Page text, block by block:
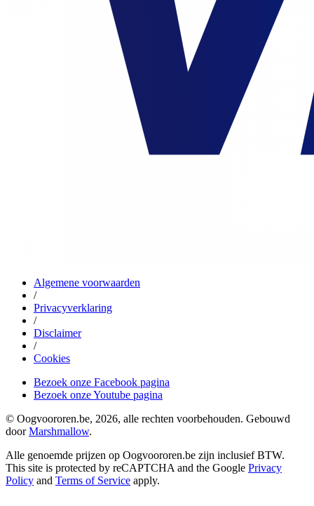
Algemene voorwaarden
/
Privacyverklaring
/
Disclaimer
/
Cookies
Bezoek onze Facebook pagina
Bezoek onze Youtube pagina
© Oogvoororen.be, 2026, alle rechten voorbehouden. Gebouwd
doorMarshmallow.
Alle genoemde prijzen op Oogvoororen.be zijn inclusief BTW.
This site is protected by reCAPTCHA and the Google Privacy
Policy and Terms of Service apply.